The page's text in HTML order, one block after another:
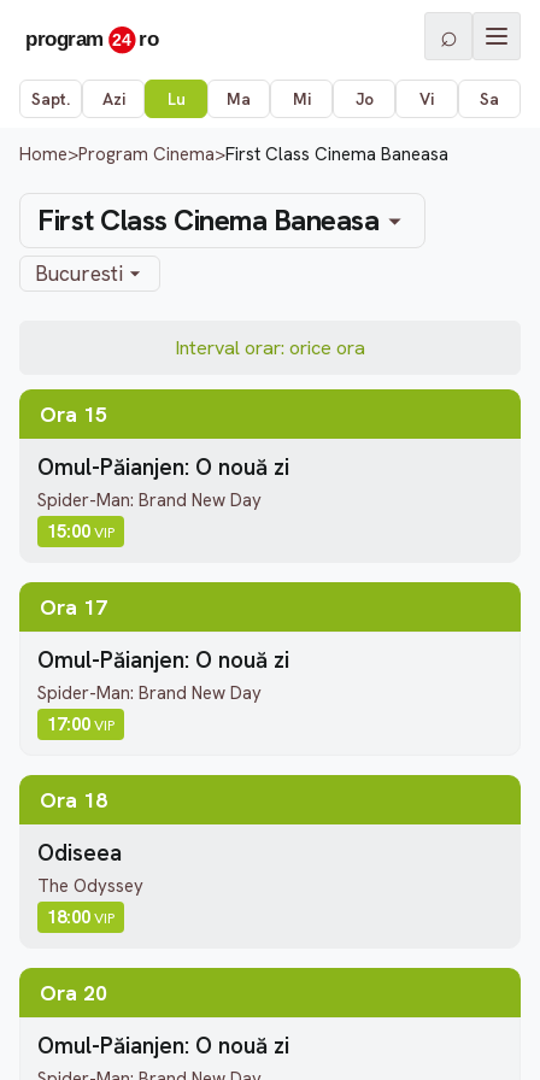
⌕
Sapt. Azi Lu Ma Mi Jo Vi Sa
Home>Program Cinema>First Class Cinema Baneasa
First Class Cinema Baneasa
Bucuresti
Interval orar: orice ora
Ora 15
Omul-Păianjen: O nouă zi
Spider-Man: Brand New Day
15:00VIP
Ora 17
Omul-Păianjen: O nouă zi
Spider-Man: Brand New Day
17:00VIP
Ora 18
Odiseea
The Odyssey
18:00VIP
Ora 20
Omul-Păianjen: O nouă zi